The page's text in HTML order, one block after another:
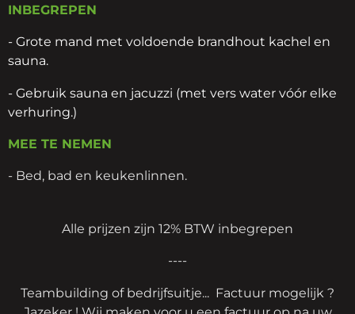
INBEGREPEN
- Grote mand met voldoende brandhout kachel en
sauna.
- Gebruik sauna en jacuzzi (met vers water vóór elke
verhuring.)
MEE TE NEMEN
- Bed, bad en keukenlinnen.
Alle prijzen zijn 12% BTW inbegrepen
----
Teambuilding of bedrijfsuitje... Factuur mogelijk ?